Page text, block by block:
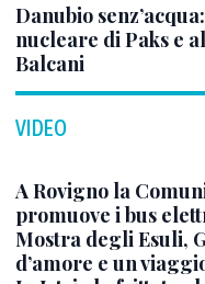
Danubio
nucleare di Paks e
Balcani
VIDEO
A Rovigno la
promuove i bus
Mostra degli Esuli,
d’amore e un